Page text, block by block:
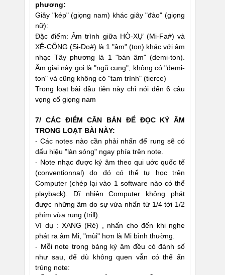
phương:
Giây "kép" (giọng nam) khác giây "đào" (giọng
nữ):
Ðặc điểm: Âm trình giữa HÒ-XỰ (Mi-Fa#) và
XÊ-CỐNG (Si-Do#) là 1 "âm" (ton) khác với âm
nhạc Tây phương là 1 "bán âm" (demi-ton).
Âm giai này gọi là "ngũ cung", không có "demi-
ton" và cũng không có "tam trình" (tierce)
Trong loạt bài đầu tiên này chỉ nói đến 6 câu
vọng cổ giọng nam
7/ CÁC ÐIỂM CĂN BẢN ÐỂ ÐỌC KÝ ÂM
TRONG LOẠT BÀI NÀY:
- Các notes nào cần phải nhấn để rung sẽ có
dấu hiệu "làn sóng" ngay phía trên note.
- Note nhạc được ký âm theo qui uớc quốc tế
(conventionnal) do đó có thể tự học trên
Computer (chép lại vào 1 software nào có thể
playback). Dĩ nhiên Computer không phát
được những âm do sự vừa nhấn từ 1/4 tới 1/2
phím vừa rung (trill).
Ví dụ : XANG (Ré) , nhấn cho đến khi nghe
phát ra âm Mi, "mùi" hơn là Mi bình thường.
- Mỗi note trong bảng ký âm đều có đánh số
như sau, để dù không quen vẫn có thể ấn
trúng note: